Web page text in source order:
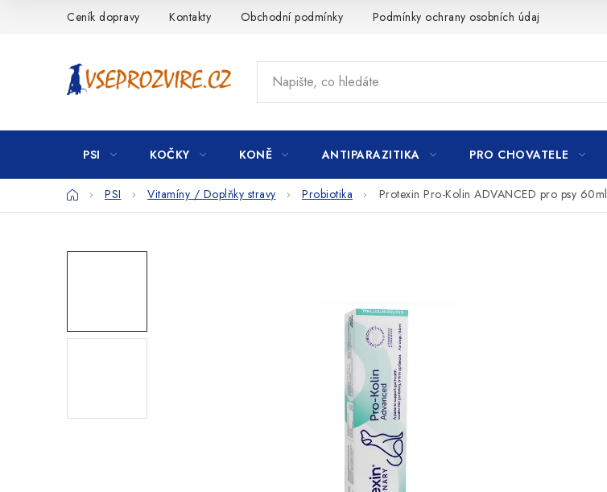
Ceník dopravy Kontakty Obchodní podmínky Podmínky ochrany osobních údajů
PSI KOČKY KONĚ ANTIPARAZITIKA PRO CHOVATELE
DomůPSI Vitamíny / Doplňky stravy Probiotika Protexin Pro-Kolin ADVANCED pro psy 60ml